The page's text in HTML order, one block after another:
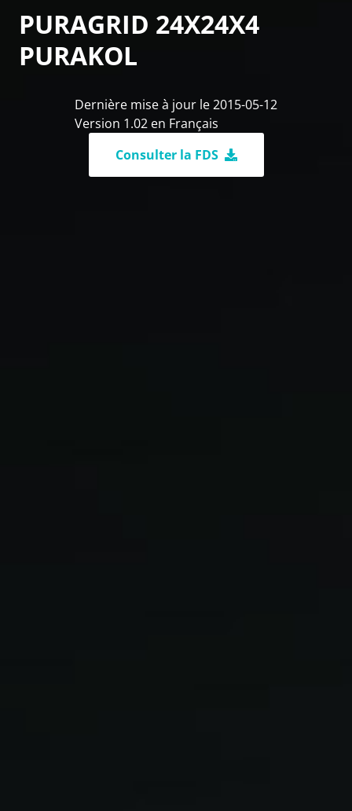
PURAGRID 24X24X4
PURAKOL
Dernière mise à jour le 2015-05-12
Version 1.02 en Français
Consulter la FDS